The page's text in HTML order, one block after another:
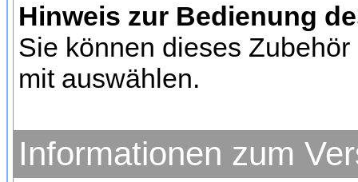
Hinweis zur Bedienung
Sie können dieses
mit auswählen.
Informationen zum